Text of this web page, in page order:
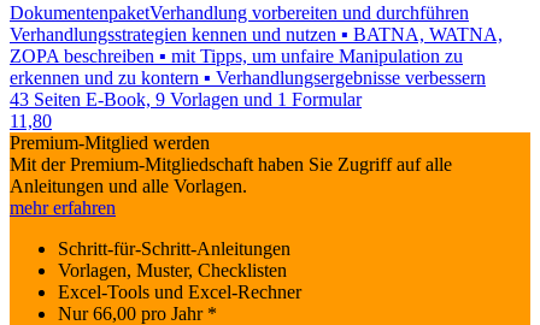
DokumentenpaketVerhandlung vorbereiten und durchführen
Verhandlungsstrategien kennen und nutzen ▪ BATNA, WATNA,
ZOPA beschreiben ▪ mit Tipps, um unfaire Manipulation zu
erkennen und zu kontern ▪ Verhandlungsergebnisse verbessern
43 Seiten E-Book, 9 Vorlagen und 1 Formular
11,80
Premium-Mitglied werden
Mit der Premium-Mitgliedschaft haben Sie Zugriff auf alle
Anleitungen und alle Vorlagen.
mehr erfahren
Schritt-für-Schritt-Anleitungen
Vorlagen, Muster, Checklisten
Excel-Tools und Excel-Rechner
Nur66,00 pro Jahr *